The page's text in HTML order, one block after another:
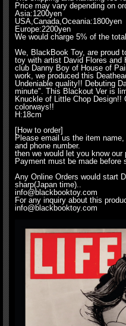
Price may vary depending on
Asia:1200yen
USA,Canada,Oceania:1800yen
Europe:2200yen
We would charge 5% of the
We, BlackBook Toy, are proud
toy with artist David Flores and
club Danny Boy of House of
work, we produced this
Undeniable quality!! Debuting
minute". This Blackout Ver is
Knuckle of Little Chop Design!!
colorways!!
H:18cm
[How to order]
Please email us the item
and phone number.
then we would let you know our
Payment must be made before
Any Online Orders would start
sharp(Japan time)..
info@blackbooktoy.com
For any inquiry about this
info@blackbooktoy.com